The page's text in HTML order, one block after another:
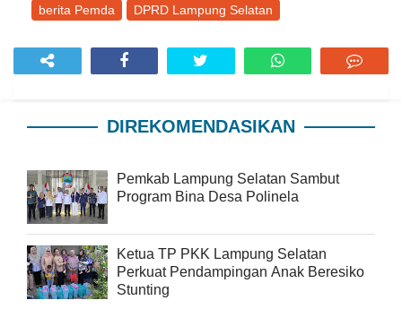
berita Pemda DPRD Lampung Selatan
DIREKOMENDASIKAN
Pemkab Lampung Selatan Sambut
Program Bina Desa Polinela
Ketua TP PKK Lampung Selatan
Perkuat Pendampingan Anak Beresiko
Stunting